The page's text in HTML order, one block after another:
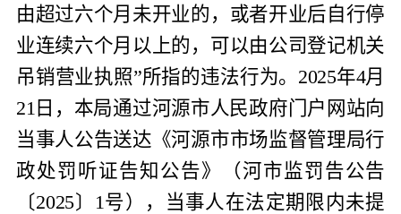
由超过六个月未开业的，或者开业后自行停
业连续六个月以上的，可以由公司登记机关
吊销营业执照”所指的违法行为。 2025年4月
21 日，本局通过河源市人民政府门户网站向
当事人公告送达《河源市市场监督管理局行
政处罚听证告知公告》（河市监罚告公告
〔2025〕 1 号），当事人在法定期限内未提